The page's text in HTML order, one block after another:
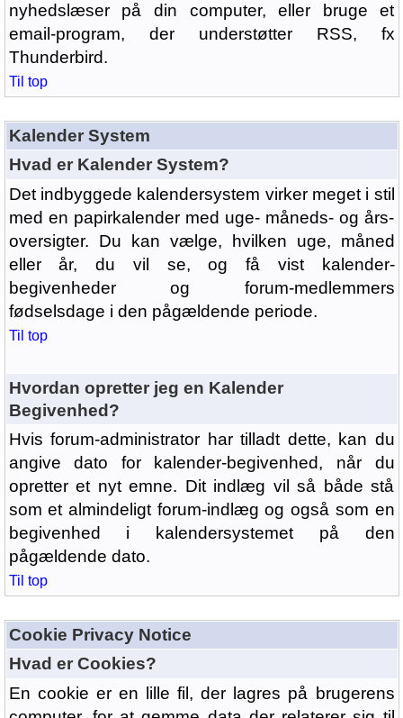
nyhedslæser på din computer, eller bruge et
email-program, der understøtter RSS, fx
Thunderbird.
Til top
Kalender System
Hvad er Kalender System?
Det indbyggede kalendersystem virker meget i stil
med en papirkalender med uge- måneds- og års-
oversigter. Du kan vælge, hvilken uge, måned
eller år, du vil se, og få vist kalender-
begivenheder og forum-medlemmers
fødselsdage i den pågældende periode.
Til top
Hvordan opretter jeg en Kalender
Begivenhed?
Hvis forum-administrator har tilladt dette, kan du
angive dato for kalender-begivenhed, når du
opretter et nyt emne. Dit indlæg vil så både stå
som et almindeligt forum-indlæg og også som en
begivenhed i kalendersystemet på den
pågældende dato.
Til top
Cookie Privacy Notice
Hvad er Cookies?
En cookie er en lille fil, der lagres på brugerens